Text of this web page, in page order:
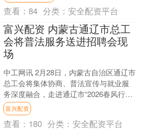
查看：84 分类：安全配资平台
富兴配资 内蒙古通辽市总工
会将普法服务送进招聘会现
场
中工网讯 2月28日，内蒙古自治区通辽市
总工会将集体协商、普法宣传与就业服
务深度融合，走进通辽市“2026春风行动
暨就业援助季”专场招聘会现场，设立咨
询台，精准....
富兴配资
查看： 180 分类：安全配资平台